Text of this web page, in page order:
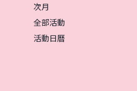
次月
全部活動
活動日曆